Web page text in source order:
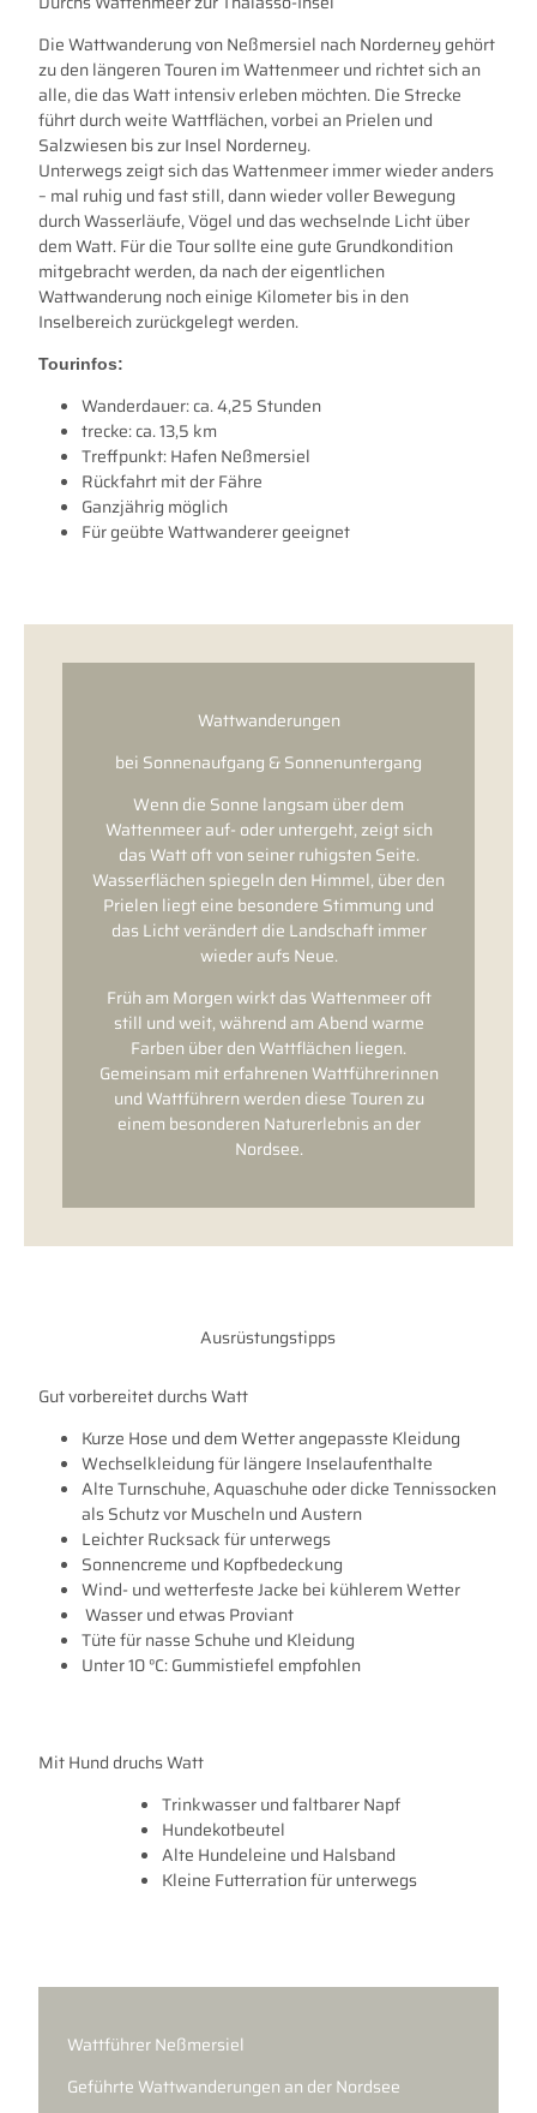
Die Wattwanderung von Neßmersiel nach Norderney gehört
zu den längeren Touren im Wattenmeer und richtet sich an
alle, die das Watt intensiv erleben möchten. Die Strecke
führt durch weite Wattflächen, vorbei an Prielen und
Salzwiesen bis zur Insel Norderney.
Unterwegs zeigt sich das Wattenmeer immer wieder anders
– mal ruhig und fast still, dann wieder voller Bewegung
durch Wasserläufe, Vögel und das wechselnde Licht über
dem Watt. Für die Tour sollte eine gute Grundkondition
mitgebracht werden, da nach der eigentlichen
Wattwanderung noch einige Kilometer bis in den
Inselbereich zurückgelegt werden.
Tourinfos:
Wanderdauer: ca. 4,25 Stunden
trecke: ca. 13,5 km
Treffpunkt: Hafen Neßmersiel
Rückfahrt mit der Fähre
Ganzjährig möglich
Für geübte Wattwanderer geeignet
Wattwanderungen
bei Sonnenaufgang & Sonnenuntergang
Wenn die Sonne langsam über dem
Wattenmeer auf- oder untergeht, zeigt sich
das Watt oft von seiner ruhigsten Seite.
Wasserflächen spiegeln den Himmel, über den
Prielen liegt eine besondere Stimmung und
das Licht verändert die Landschaft immer
wieder aufs Neue.
Früh am Morgen wirkt das Wattenmeer oft
still und weit, während am Abend warme
Farben über den Wattflächen liegen.
Gemeinsam mit erfahrenen Wattführerinnen
und Wattführern werden diese Touren zu
einem besonderen Naturerlebnis an der
Nordsee.
Ausrüstungstipps
Gut vorbereitet durchs Watt
Kurze Hose und dem Wetter angepasste Kleidung
Wechselkleidung für längere Inselaufenthalte
Alte Turnschuhe, Aquaschuhe oder dicke Tennissocken
als Schutz vor Muscheln und Austern
Leichter Rucksack für unterwegs
Sonnencreme und Kopfbedeckung
Wind- und wetterfeste Jacke bei kühlerem Wetter
Wasser und etwas Proviant
Tüte für nasse Schuhe und Kleidung
Unter 10 °C: Gummistiefel empfohlen
Mit Hund druchs Watt
Trinkwasser und faltbarer Napf
Hundekotbeutel
Alte Hundeleine und Halsband
Kleine Futterration für unterwegs
Wattführer Neßmersiel
Geführte Wattwanderungen an der Nordsee